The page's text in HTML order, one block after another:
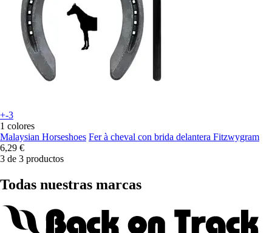
+-3
1 colores
Malaysian Horseshoes Fer à cheval con brida delantera Fitzwygram
6,29 €
3 de 3 productos
Todas nuestras marcas